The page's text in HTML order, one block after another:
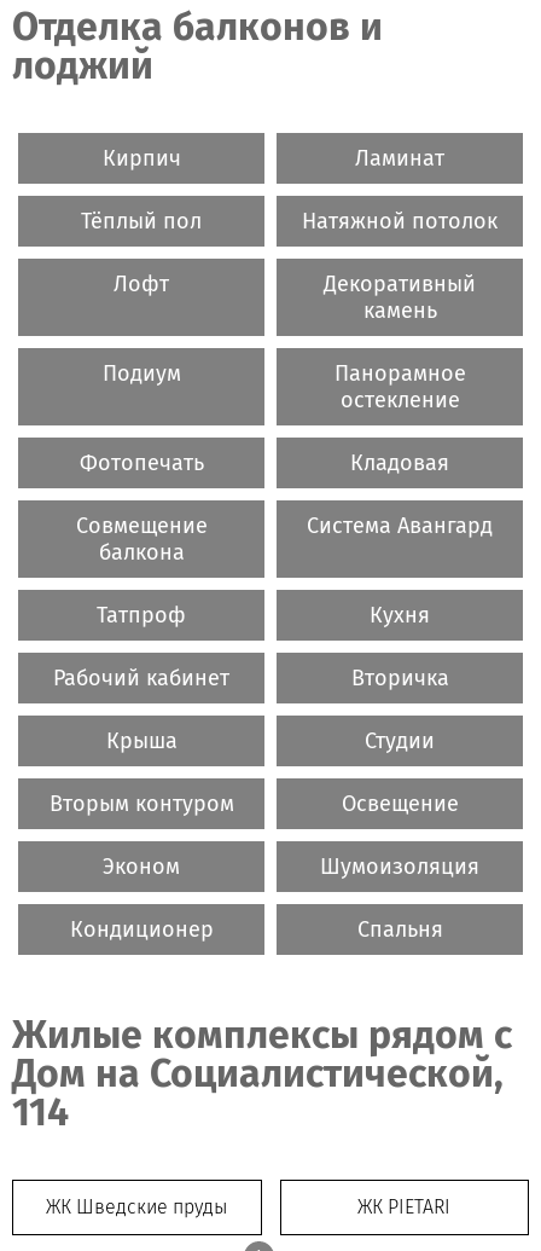
Отделка балконов и
лоджий
Кирпич Ламинат
Тёплый пол Натяжной потолок
Лофт
Декоративный
камень
Подиум
Панорамное
остекление
Фотопечать Кладовая
Совмещение
балкона
Система Авангард
Татпроф Кухня
Рабочий кабинет Вторичка
Крыша Студии
Вторым контуром Освещение
Эконом Шумоизоляция
Кондиционер Спальня
Жилые комплексы рядом c
Дом на Социалистической,
114
ЖК Шведские пруды ЖК PIETARI